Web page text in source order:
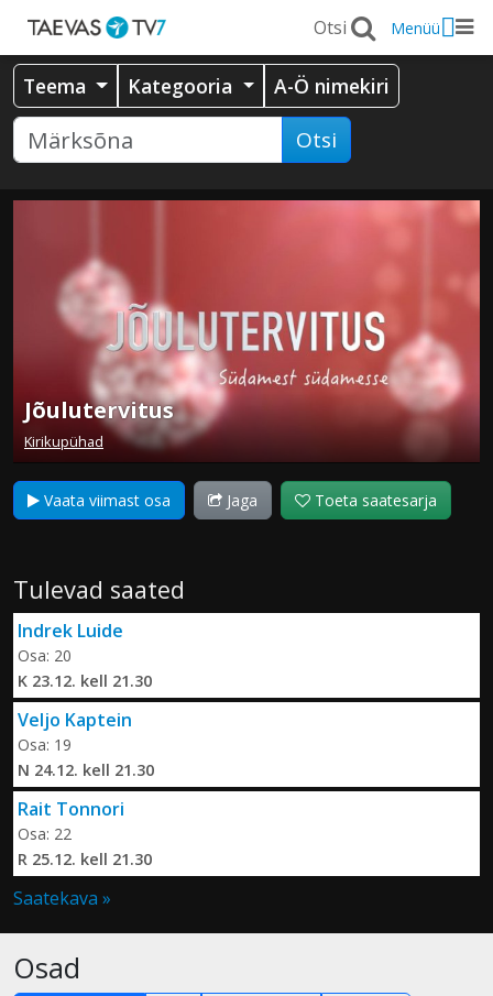
Menüü
Teema Kategooria A-Ö nimekiri
Otsi
Jõulutervitus
Kirikupühad
Vaata viimast osa Jaga Toeta saatesarja
Tulevad saated
Indrek Luide
Osa: 20
K 23.12. kell 21.30
Veljo Kaptein
Osa: 19
N 24.12. kell 21.30
Rait Tonnori
Osa: 22
R 25.12. kell 21.30
Saatekava »
Osad